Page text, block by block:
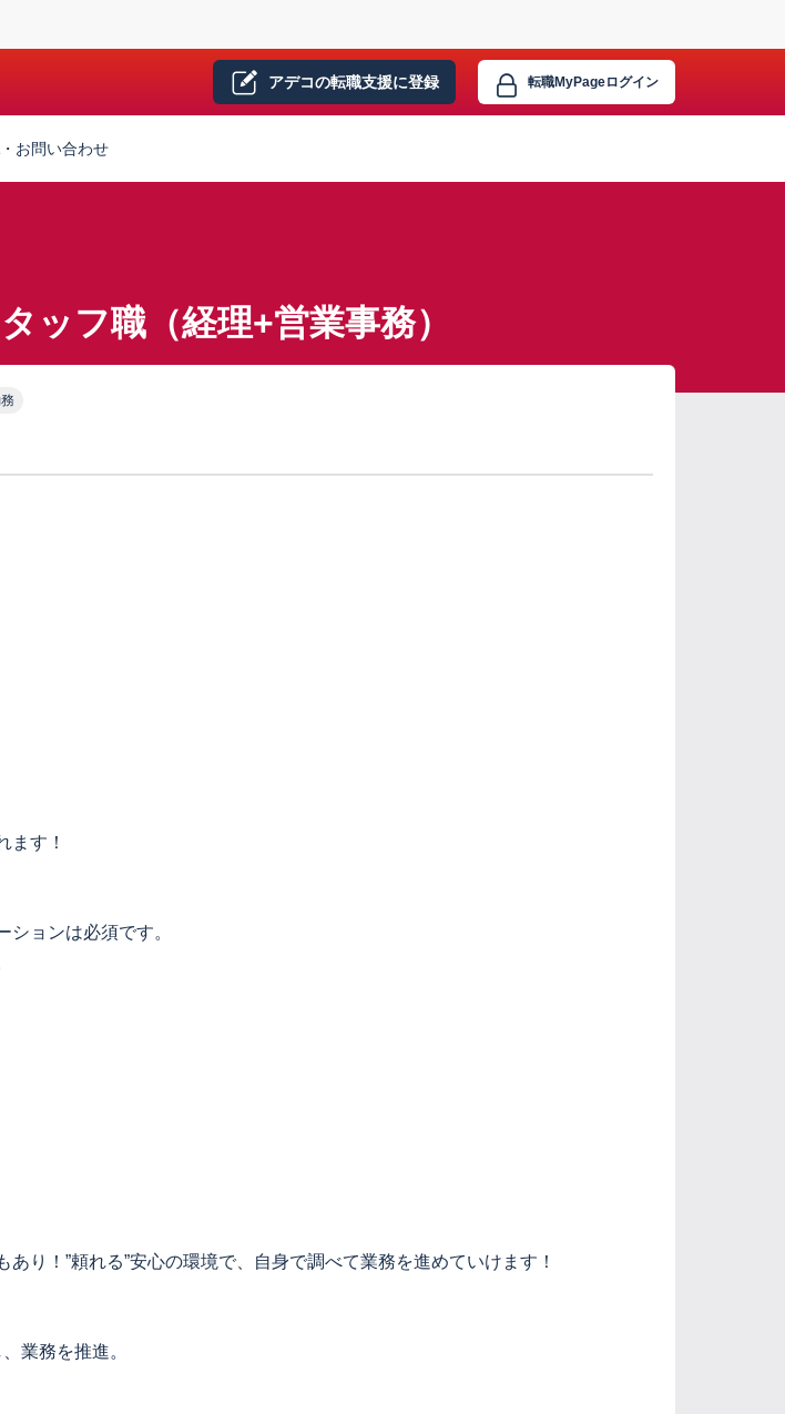
アデコの転職支援に登録 転職MyPageログイン
お問い合わせ
ッフ職（経理+営業事務）
ます！
ョンは必須です。
り！”頼れる”安心の環境で、自身で調べて業務を進めていけます！
業務を推進。